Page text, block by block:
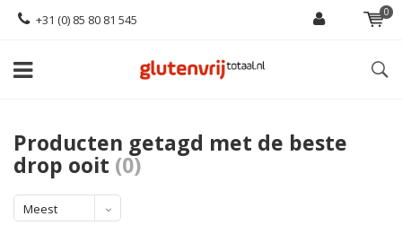
+31 (0) 85 80 81 545 0
Producten getagd met de beste
drop ooit (0)
Meest